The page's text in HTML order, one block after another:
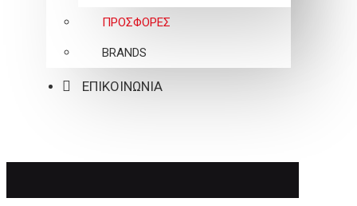
ΠΡΟΣΦΟΡΕΣ
BRANDS
ΕΠΙΚΟΙΝΩΝΙΑ